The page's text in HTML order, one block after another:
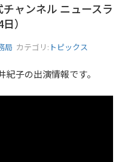
チャンネル ニュースラ
）
局 カテゴリ: トピックス
子の出演情報です。